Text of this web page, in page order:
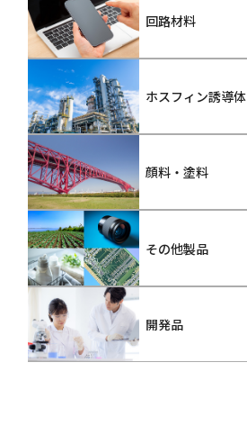
回路材料
ホスフィン誘導体
顔料・塗料
その他製品
開発品